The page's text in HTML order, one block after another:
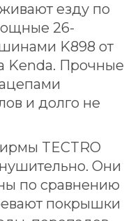
езду по
26-
K898 от
Kenda. Прочные
и долго не
TECTRO
Они
по сравнению
покрышки